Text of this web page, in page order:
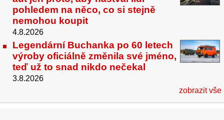
pohledem na něco, co si stejně
nemohou koupit
4.8.2026
Legendární Buchanka po 60 letech
výroby oficiálně změnila své jméno,
teď už to snad nikdo nečekal
3.8.2026
zobrazit vše